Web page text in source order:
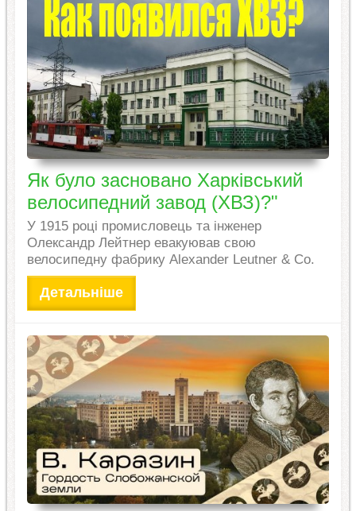
Як було засновано Харківський
велосипедний завод (ХВЗ)?"
У 1915 році промисловець та інженер
Олександр Лейтнер евакуював свою
велосипедну фабрику Alexander Leutner & Co.
Детальніше